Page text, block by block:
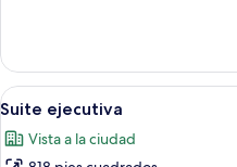
familiar,
habitaciones
Abrir
todas
las
5
Suite ejecutiva
Vista a la ciudad